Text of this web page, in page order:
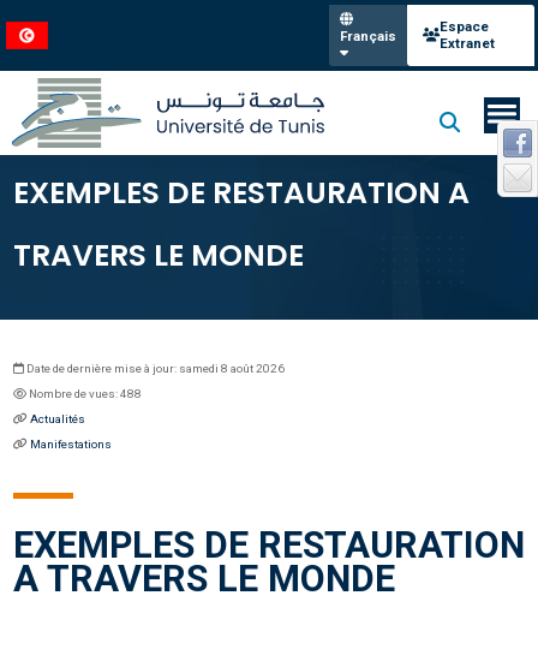
Français
Espace
Extranet
EXEMPLES DE RESTAURATION A
TRAVERS LE MONDE
Date de dernière mise à jour: samedi 8 août 2026
Nombre de vues: 488
Actualités
Manifestations
EXEMPLES DE RESTAURATION
A TRAVERS LE MONDE